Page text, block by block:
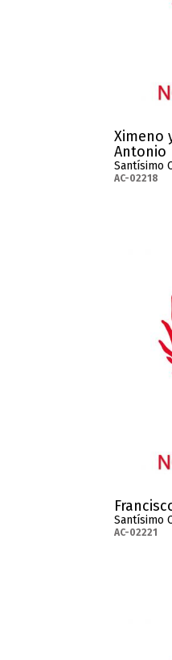
Ximeno
Antonio
Santísimo
AC-02218
Santísimo
AC-02221